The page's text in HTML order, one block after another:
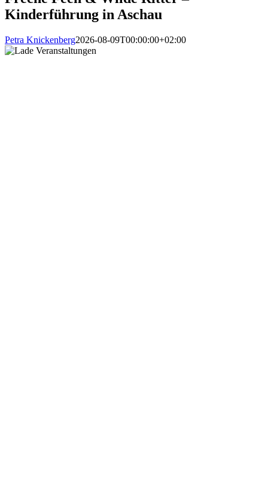
Kinderführung in Aschau
Petra Knickenberg2026-08-09T00:00:00+02:00